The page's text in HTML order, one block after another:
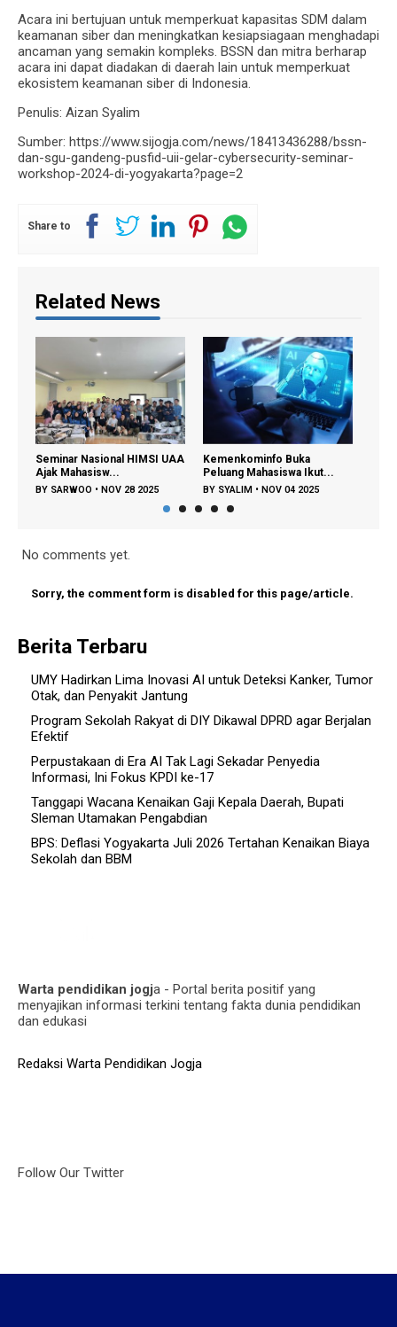
Acara ini bertujuan untuk memperkuat kapasitas SDM dalam
keamanan siber dan meningkatkan kesiapsiagaan menghadapi
ancaman yang semakin kompleks. BSSN dan mitra berharap
acara ini dapat diadakan di daerah lain untuk memperkuat
ekosistem keamanan siber di Indonesia.
Penulis: Aizan Syalim
Sumber: https://www.sijogja.com/news/18413436288/bssn-
dan-sgu-gandeng-pusfid-uii-gelar-cybersecurity-seminar-
workshop-2024-di-yogyakarta?page=2
Share to
Related News
Seminar Nasional HIMSI UAA
Ajak Mahasisw...
SARWOO •NOV 28 2025
Kemenkominfo Buka
Peluang Mahasiswa Ikut...
SYALIM •NOV 04 2025
No comments yet.
Sorry, the comment form is disabled for this page/article.
Berita Terbaru
UMY Hadirkan Lima Inovasi AI untuk Deteksi Kanker, Tumor
Otak, dan Penyakit Jantung
Program Sekolah Rakyat di DIY Dikawal DPRD agar Berjalan
Efektif
Perpustakaan di Era AI Tak Lagi Sekadar Penyedia
Informasi, Ini Fokus KPDI ke-17
Tanggapi Wacana Kenaikan Gaji Kepala Daerah, Bupati
Sleman Utamakan Pengabdian
BPS: Deflasi Yogyakarta Juli 2026 Tertahan Kenaikan Biaya
Sekolah dan BBM
Warta pendidikan jogja - Portal berita positif yang
menyajikan informasi terkini tentang fakta dunia pendidikan
dan edukasi
Redaksi Warta Pendidikan Jogja
Follow Our Twitter